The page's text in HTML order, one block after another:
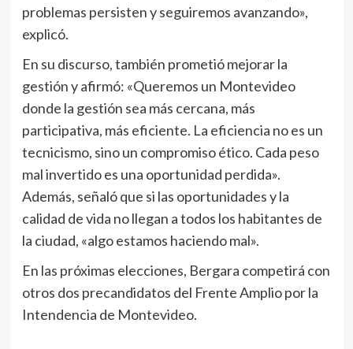
problemas persisten y seguiremos avanzando»,
explicó.
En su discurso, también prometió mejorar la
gestión y afirmó: «Queremos un Montevideo
donde la gestión sea más cercana, más
participativa, más eficiente. La eficiencia no es un
tecnicismo, sino un compromiso ético. Cada peso
mal invertido es una oportunidad perdida».
Además, señaló que si las oportunidades y la
calidad de vida no llegan a todos los habitantes de
la ciudad, «algo estamos haciendo mal».
En las próximas elecciones, Bergara competirá con
otros dos precandidatos del Frente Amplio por la
Intendencia de Montevideo.